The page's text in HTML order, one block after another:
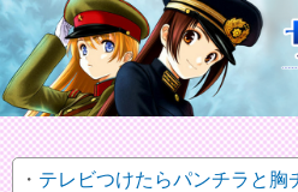
テレビつけたらパンチラと胸